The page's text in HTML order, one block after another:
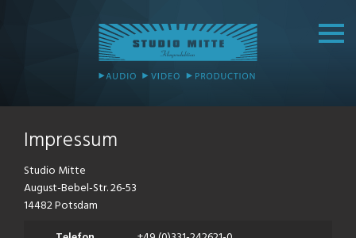
Impressum
Studio Mitte
August-Bebel-Str. 26-53
14482 Potsdam